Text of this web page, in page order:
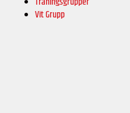
Vit Grupp